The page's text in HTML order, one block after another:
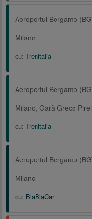
Aeroportul Bergamo
Milano
cu: Trenitalia
Aeroportul Bergamo
Milano, Gară Greco
cu: Trenitalia
Aeroportul Bergamo
Milano
cu: BlaBlaCar